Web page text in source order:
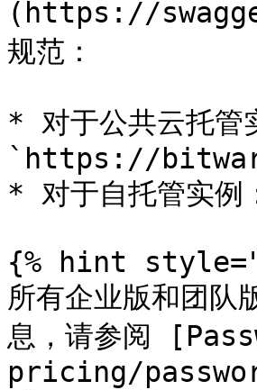
(https://
规范：
* 对于公共云托管
`https://
* 对于自托管
{% hint
所有企业版和团
息，请参阅
pricing/